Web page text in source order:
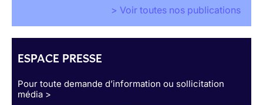
> Voir toutes nos publications
ESPACE PRESSE
Pour toute demande d’information ou sollicitation
média >